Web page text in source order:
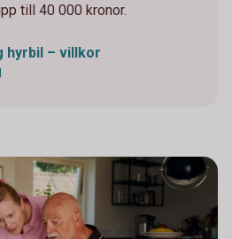
till 40 000 kronor.
hyrbil – villkor